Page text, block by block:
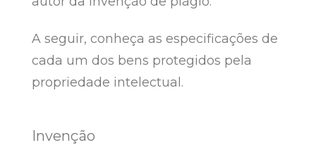
A seguir, conheça as especificações de
cada um dos bens protegidos pela
propriedade intelectual.
Invenção